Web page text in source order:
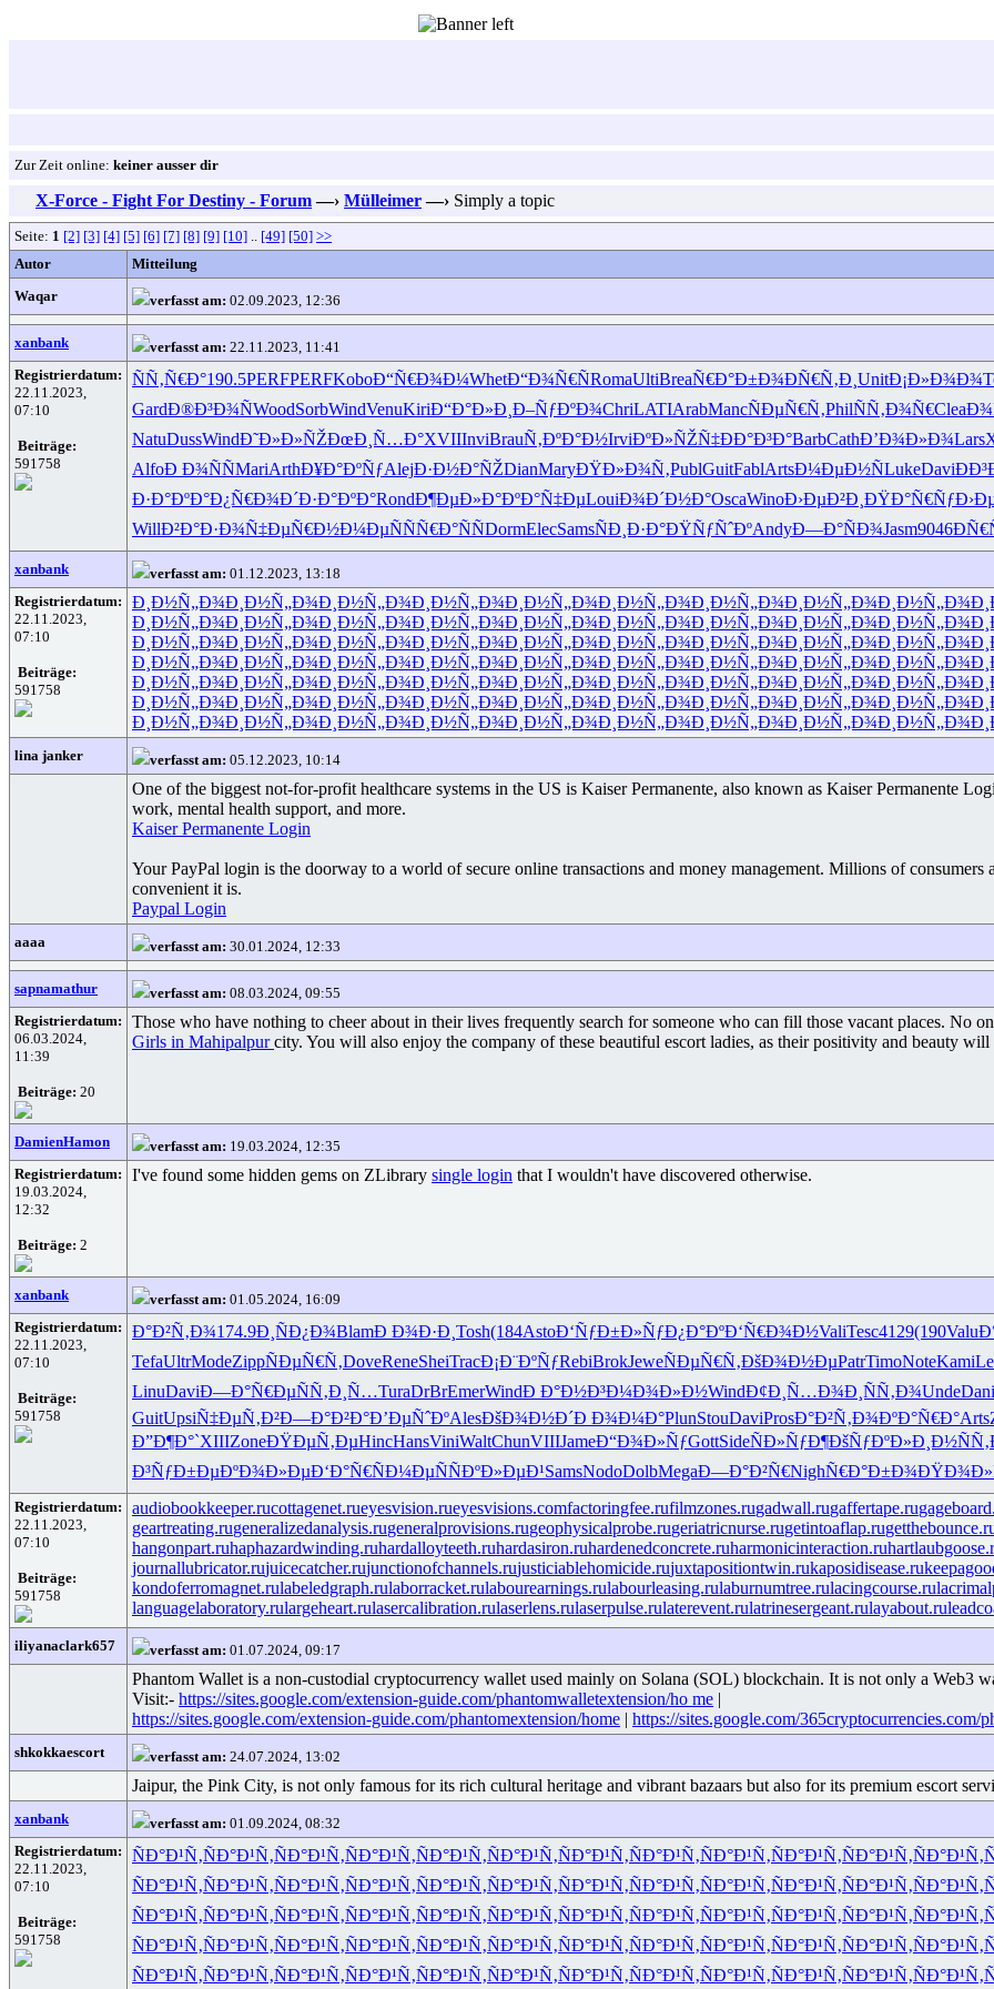
Zur Zeit online: keiner ausser dir
X-Force - Fight For Destiny - Forum —› Mülleimer —› Simply a topic
Seite: 1 [2] [3] [4] [5] [6] [7] [8] [9] [10] .. [49] [50] >>
Autor
Mitteilung
Waqar
verfasst am: 02.09.2023, 12:36
xanbank verfasst am: 22.11.2023, 11:41
Registrierdatum:
22.11.2023,
07:10
Beiträge:
591758
ÑÑ‚Ñ€Ð°190.5PERFPERFKoboÐ“Ñ€Ð¾Ð¼WhetÐ“Ð¾Ñ€ÑRomaUltiBreaÑ€Ð°Ð±Ð¾ÐÑ€Ñ‚Ð¸ UnitÐ¡Ð»Ð¾Ð¾
GardÐ®Ð³Ð¾ÑWoodSorbWindVenuKiriÐ“Ð°Ð»Ð¸ Ð–ÑƒÐºÐ¾ChriLATIArabMancÑÐµÑ€Ñ‚PhilÑÑ‚Ð¾Ñ€Clea
NatuDussWindÐ˜Ð»Ð»ÑŽÐœÐ¸Ñ…Ð°XVIIInviBrauÑ‚ÐºÐ°Ð½IrviÐºÐ»ÑŽÑ‡ÐÐ°Ð³Ð°BarbCathÐ’Ð¾Ð»Ð¾Lars
AlfoÐ Ð¾ÑÑMariArthÐ¥Ð°ÐºÑƒAlejÐ·Ð½Ð°ÑŽDianMaryÐŸÐ»Ð¾Ñ‚PublGuitFablArtsÐ¼ÐµÐ½ÑLukeDavi
Ð·Ð°ÐºÐ°Ð¿Ñ€Ð¾Ð´Ð·Ð°ÐºÐ°RondÐ¶ÐµÐ»Ð°ÐºÐ°Ñ‡ÐµLouiÐ¾Ð´Ð½Ð°OscaWinoÐ›ÐµÐ²Ð¸ ÐŸÐ°Ñ€Ñƒ
WillÐ²Ð°Ð·Ð¾Ñ‡ÐµÑ€Ð½Ð¼ÐµÑÑÑ€Ð°ÑÑDormElecSamsÑÐ¸Ð·Ð°ÐŸÑƒÑˆÐºAndyÐ—Ð°ÑÐ¾Jasm9046
xanbank verfasst am: 01.12.2023, 13:18
Registrierdatum:
22.11.2023,
07:10
Beiträge:
591758
Ð¸Ð½Ñ„Ð¾Ð¸Ð½Ñ„Ð¾Ð¸Ð½Ñ„Ð¾Ð¸Ð½Ñ„Ð¾Ð¸Ð½Ñ„Ð¾Ð¸Ð½Ñ„Ð¾Ð¸Ð½Ñ„Ð¾Ð¸Ð½Ñ„Ð¾Ð¸Ð½Ñ„Ð¾
Ð¸Ð½Ñ„Ð¾Ð¸Ð½Ñ„Ð¾Ð¸Ð½Ñ„Ð¾Ð¸Ð½Ñ„Ð¾Ð¸Ð½Ñ„Ð¾Ð¸Ð½Ñ„Ð¾Ð¸Ð½Ñ„Ð¾Ð¸Ð½Ñ„Ð¾Ð¸Ð½Ñ„Ð¾
Ð¸Ð½Ñ„Ð¾Ð¸Ð½Ñ„Ð¾Ð¸Ð½Ñ„Ð¾Ð¸Ð½Ñ„Ð¾Ð¸Ð½Ñ„Ð¾Ð¸Ð½Ñ„Ð¾Ð¸Ð½Ñ„Ð¾Ð¸Ð½Ñ„Ð¾Ð¸Ð½Ñ„Ð¾
Ð¸Ð½Ñ„Ð¾Ð¸Ð½Ñ„Ð¾Ð¸Ð½Ñ„Ð¾Ð¸Ð½Ñ„Ð¾Ð¸Ð½Ñ„Ð¾Ð¸Ð½Ñ„Ð¾Ð¸Ð½Ñ„Ð¾Ð¸Ð½Ñ„Ð¾Ð¸Ð½Ñ„Ð¾
Ð¸Ð½Ñ„Ð¾Ð¸Ð½Ñ„Ð¾Ð¸Ð½Ñ„Ð¾Ð¸Ð½Ñ„Ð¾Ð¸Ð½Ñ„Ð¾Ð¸Ð½Ñ„Ð¾Ð¸Ð½Ñ„Ð¾Ð¸Ð½Ñ„Ð¾Ð¸Ð½Ñ„Ð¾
Ð¸Ð½Ñ„Ð¾Ð¸Ð½Ñ„Ð¾Ð¸Ð½Ñ„Ð¾Ð¸Ð½Ñ„Ð¾Ð¸Ð½Ñ„Ð¾Ð¸Ð½Ñ„Ð¾Ð¸Ð½Ñ„Ð¾Ð¸Ð½Ñ„Ð¾Ð¸Ð½Ñ„Ð¾
Ð¸Ð½Ñ„Ð¾Ð¸Ð½Ñ„Ð¾Ð¸Ð½Ñ„Ð¾Ð¸Ð½Ñ„Ð¾Ð¸Ð½Ñ„Ð¾Ð¸Ð½Ñ„Ð¾Ð¸Ð½Ñ„Ð¾Ð¸Ð½Ñ„Ð¾Ð¸Ð½Ñ„Ð¾
lina janker verfasst am: 05.12.2023, 10:14
One of the biggest not-for-profit healthcare systems in the US is Kaiser Permanente, also known as Kaiser Permanente
work, mental health support, and more.
Kaiser Permanente Login
Your PayPal login is the doorway to a world of secure online transactions and money management. Millions of
convenient it is.
Paypal Login
aaaa verfasst am: 30.01.2024, 12:33
sapnamathur verfasst am: 08.03.2024, 09:55
Registrierdatum:
06.03.2024,
11:39
Beiträge: 20
Those who have nothing to cheer about in their lives frequently search for someone who can fill those vacant places. No
Girls in Mahipalpurcity. You will also enjoy the company of these beautiful escort ladies, as their positivity and beauty
DamienHamon verfasst am: 19.03.2024, 12:35
Registrierdatum:
19.03.2024,
12:32
Beiträge: 2
I've found some hidden gems on ZLibrary single login that I wouldn't have discovered otherwise.
xanbank verfasst am: 01.05.2024, 16:09
Registrierdatum:
22.11.2023,
07:10
Beiträge:
591758
Ð°Ð²Ñ‚Ð¾174.9Ð¸ÑÐ¿Ð¾BlamÐ Ð¾Ð·Ð¸ Tosh(184AstoÐ‘ÑƒÐ±Ð»ÑƒÐ¿Ð°ÐºÐ‘Ñ€Ð¾Ð½ValiTesc4129(190Valu
TefaUltrModeZippÑÐµÑ€Ñ‚DoveReneSheiTracÐ¡Ð¨ÐºÑƒRebiBrokJeweÑÐµÑ€Ñ‚ÐšÐ¾Ð½ÐµPatrTimoNoteKami
LinuDaviÐ—Ð°Ñ€ÐµÑÑ‚Ð¸Ñ…TuraDrBrEmerWindÐ Ð°Ð½Ð³Ð¼Ð¾Ð»Ð½WindÐ¢Ð¸Ñ…Ð¾Ð¸ÑÑ‚Ð¾UndeDani
GuitUpsiÑ‡ÐµÑ‚Ð²Ð—Ð°Ð²Ð°Ð’ÐµÑˆÐºAlesÐšÐ¾Ð½Ð´Ð Ð¾Ð¼Ð°PlunStouDaviProsÐ°Ð²Ñ‚Ð¾ÐºÐ°Ñ€Ð°Arts
Ð”Ð¶Ð°`XIIIZoneÐŸÐµÑ‚ÐµHincHansViniWaltChunVIIIJameÐ“Ð¾Ð»ÑƒGottSideÑÐ»ÑƒÐ¶ÐšÑƒÐºÐ»Ð¸Ð½ÑÑ‚
Ð³ÑƒÐ±ÐµÐºÐ¾Ð»ÐµÐ‘Ð°Ñ€ÑÐ¼ÐµÑÑÐºÐ»ÐµÐ¹SamsNodoDolbMegaÐ—Ð°Ð²Ñ€NighÑ€Ð°Ð±Ð¾
Registrierdatum:
22.11.2023,
07:10
Beiträge:
591758
audiobookkeeper.rucottagenet.rueyesvision.rueyesvisions.comfactoringfee.rufilmzones.rugadwall.rugaffertape.ru
geartreating.rugeneralizedanalysis.rugeneralprovisions.rugeophysicalprobe.rugeriatricnurse.rugetintoaflap.ru
hangonpart.ruhaphazardwinding.ruhardalloyteeth.ruhardasiron.ruhardenedconcrete.ruharmonicinteraction.ru
journallubricator.rujuicecatcher.rujunctionofchannels.rujusticiablehomicide.rujuxtapositiontwin.rukaposidisease.ru
kondoferromagnet.rulabeledgraph.rulaborracket.rulabourearnings.rulabourleasing.rulaburnumtree.rulacingcourse.ru
languagelaboratory.rulargeheart.rulasercalibration.rulaserlens.rulaserpulse.rulaterevent.rulatrinesergeant.rulayabout.ru
iliyanaclark657 verfasst am: 01.07.2024, 09:17
Phantom Wallet is a non-custodial cryptocurrency wallet used mainly on Solana (SOL) blockchain. It is not only a Web3
Visit:- https://sites.google.com/extension-guide.com/phantomwalletextension/ho me |
https://sites.google.com/extension-guide.com/phantomextension/home | https://sites.google.com/365cryptocurrencies.com/
shkokkaescort verfasst am: 24.07.2024, 13:02
Jaipur, the Pink City, is not only famous for its rich cultural heritage and vibrant bazaars but also for its premium escort
xanbank verfasst am: 01.09.2024, 08:32
Registrierdatum:
22.11.2023,
07:10
Beiträge:
591758
ÑÐ°Ð¹Ñ‚ÑÐ°Ð¹Ñ‚ÑÐ°Ð¹Ñ‚ÑÐ°Ð¹Ñ‚ÑÐ°Ð¹Ñ‚ÑÐ°Ð¹Ñ‚ÑÐ°Ð¹Ñ‚ÑÐ°Ð¹Ñ‚ÑÐ°Ð¹Ñ‚ÑÐ°Ð¹Ñ‚ÑÐ°Ð¹Ñ‚ÑÐ°Ð¹Ñ‚
ÑÐ°Ð¹Ñ‚ÑÐ°Ð¹Ñ‚ÑÐ°Ð¹Ñ‚ÑÐ°Ð¹Ñ‚ÑÐ°Ð¹Ñ‚ÑÐ°Ð¹Ñ‚ÑÐ°Ð¹Ñ‚ÑÐ°Ð¹Ñ‚ÑÐ°Ð¹Ñ‚ÑÐ°Ð¹Ñ‚ÑÐ°Ð¹Ñ‚ÑÐ°Ð¹Ñ‚
ÑÐ°Ð¹Ñ‚ÑÐ°Ð¹Ñ‚ÑÐ°Ð¹Ñ‚ÑÐ°Ð¹Ñ‚ÑÐ°Ð¹Ñ‚ÑÐ°Ð¹Ñ‚ÑÐ°Ð¹Ñ‚ÑÐ°Ð¹Ñ‚ÑÐ°Ð¹Ñ‚ÑÐ°Ð¹Ñ‚ÑÐ°Ð¹Ñ‚ÑÐ°Ð¹Ñ‚
ÑÐ°Ð¹Ñ‚ÑÐ°Ð¹Ñ‚ÑÐ°Ð¹Ñ‚ÑÐ°Ð¹Ñ‚ÑÐ°Ð¹Ñ‚ÑÐ°Ð¹Ñ‚ÑÐ°Ð¹Ñ‚ÑÐ°Ð¹Ñ‚ÑÐ°Ð¹Ñ‚ÑÐ°Ð¹Ñ‚ÑÐ°Ð¹Ñ‚ÑÐ°Ð¹Ñ‚
ÑÐ°Ð¹Ñ‚ÑÐ°Ð¹Ñ‚ÑÐ°Ð¹Ñ‚ÑÐ°Ð¹Ñ‚ÑÐ°Ð¹Ñ‚ÑÐ°Ð¹Ñ‚ÑÐ°Ð¹Ñ‚ÑÐ°Ð¹Ñ‚ÑÐ°Ð¹Ñ‚ÑÐ°Ð¹Ñ‚ÑÐ°Ð¹Ñ‚ÑÐ°Ð¹Ñ‚